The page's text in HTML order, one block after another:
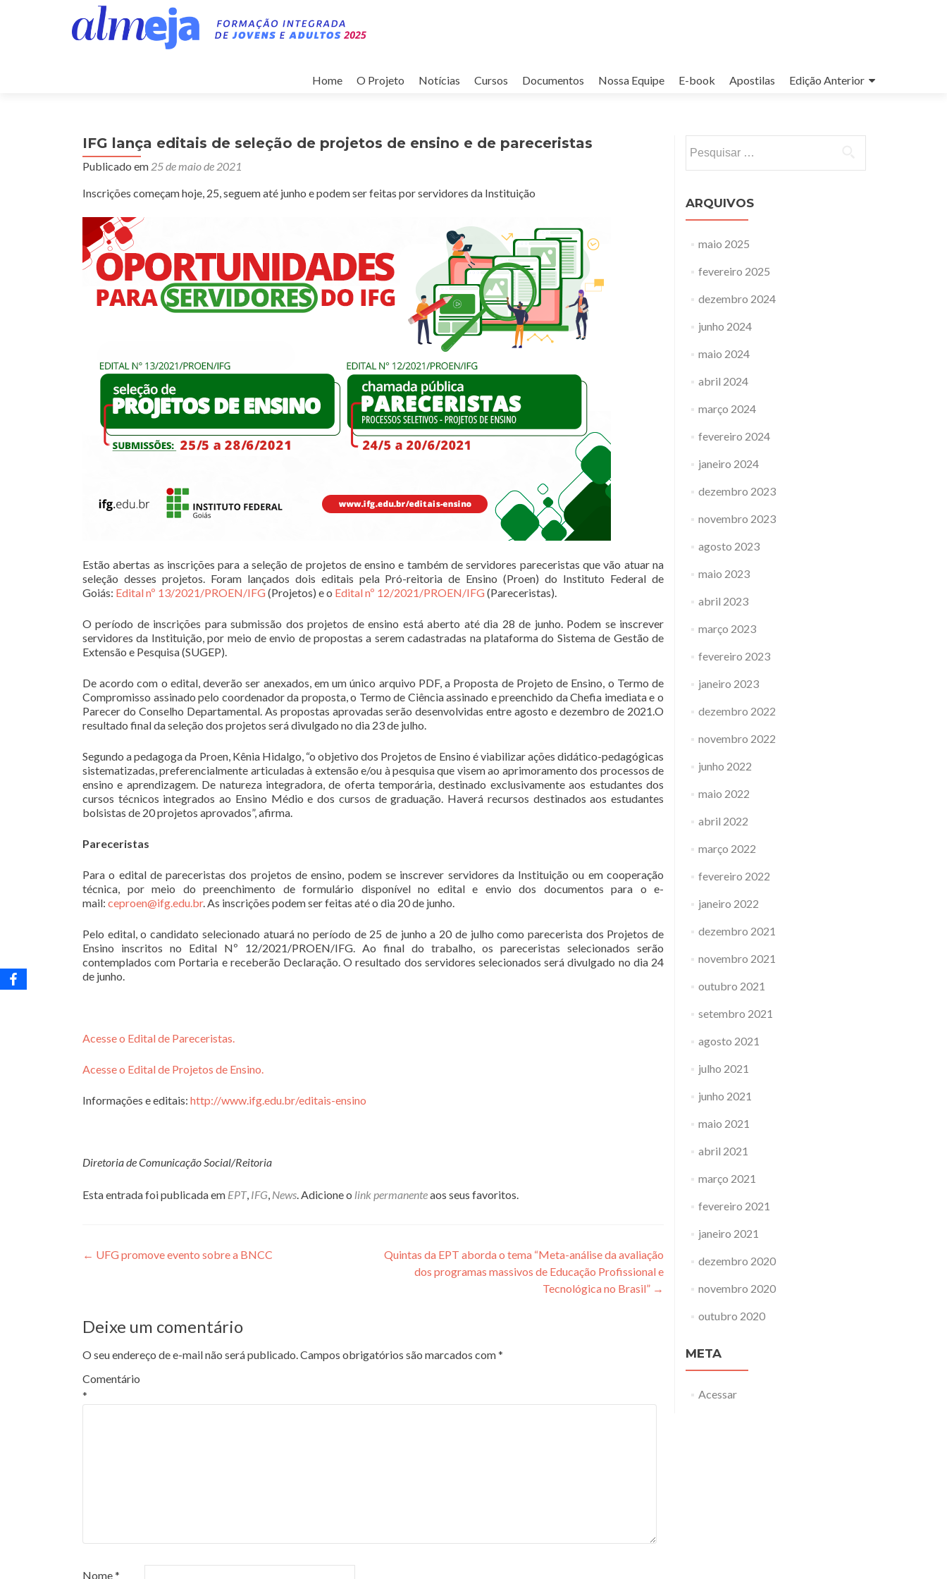
para
Home O Projeto Notícias Cursos Documentos Nossa Equipe E-book Apostilas Edição Anterior
IFG lança editais de seleção de projetos de ensino e de pareceristas
Publicado em 25 de maio de 2021
Inscrições começam hoje, 25, seguem até junho e podem ser feitas por servidores da Instituição
Estão abertas as inscrições para a seleção de projetos de ensino e também de servidores pareceristas que vão atuar na
seleção desses projetos. Foram lançados dois editais pela Pró-reitoria de Ensino (Proen) do Instituto Federal de
Goiás: Edital nº 13/2021/PROEN/IFG(Projetos) e o Edital nº 12/2021/PROEN/IFG(Pareceristas).
O período de inscrições para submissão dos projetos de ensino está aberto até dia 28 de junho. Podem se inscrever
servidores da Instituição, por meio de envio de propostas a serem cadastradas na plataforma do Sistema de Gestão de
Extensão e Pesquisa (SUGEP).
De acordo com o edital, deverão ser anexados, em um único arquivo PDF, a Proposta de Projeto de Ensino, o Termo de
Compromisso assinado pelo coordenador da proposta, o Termo de Ciência assinado e preenchido da Chefia imediata e o
Parecer do Conselho Departamental. As propostas aprovadas serão desenvolvidas entre agosto e dezembro de 2021.O
resultado final da seleção dos projetos será divulgado no dia 23 de julho.
Segundo a pedagoga da Proen, Kênia Hidalgo, “o objetivo dos Projetos de Ensino é viabilizar ações didático-pedagógicas
sistematizadas, preferencialmente articuladas à extensão e/ou à pesquisa que visem ao aprimoramento dos processos de
ensino e aprendizagem. De natureza integradora, de oferta temporária, destinado exclusivamente aos estudantes dos
cursos técnicos integrados ao Ensino Médio e dos cursos de graduação. Haverá recursos destinados aos estudantes
bolsistas de 20 projetos aprovados”, afirma.
Pareceristas
Para o edital de pareceristas dos projetos de ensino, podem se inscrever servidores da Instituição ou em cooperação
técnica, por meio do preenchimento de formulário disponível no edital e envio dos documentos para o e-
mail: ceproen@ifg.edu.br. As inscrições podem ser feitas até o dia 20 de junho.
Pelo edital, o candidato selecionado atuará no período de 25 de junho a 20 de julho como parecerista dos Projetos de
Ensino inscritos no Edital Nº 12/2021/PROEN/IFG. Ao final do trabalho, os pareceristas selecionados serão
contemplados com Portaria e receberão Declaração. O resultado dos servidores selecionados será divulgado no dia 24
de junho.
Acesse o Edital de Pareceristas.
Acesse o Edital de Projetos de Ensino.
Informações e editais: http://www.ifg.edu.br/editais-ensino
Diretoria de Comunicação Social/Reitoria
Esta entrada foi publicada em EPT, IFG, News. Adicione o link permanenteaos seus favoritos.
Navegação
← UFG promove evento sobre a BNCC
Quintas da EPT aborda o tema “Meta-análise da avaliação
dos programas massivos de Educação Profissional e
Tecnológica no Brasil” →
Deixe um comentário
O seu endereço de e-mail não será publicado.Campos obrigatórios são marcados com*
Comentário
*
Nome*
por:
ARQUIVOS
maio 2025
fevereiro 2025
dezembro 2024
junho 2024
maio 2024
abril 2024
março 2024
fevereiro 2024
janeiro 2024
dezembro 2023
novembro 2023
agosto 2023
maio 2023
abril 2023
março 2023
fevereiro 2023
janeiro 2023
dezembro 2022
novembro 2022
junho 2022
maio 2022
abril 2022
março 2022
fevereiro 2022
janeiro 2022
dezembro 2021
novembro 2021
outubro 2021
setembro 2021
agosto 2021
julho 2021
junho 2021
maio 2021
abril 2021
março 2021
fevereiro 2021
janeiro 2021
dezembro 2020
novembro 2020
outubro 2020
META
Acessar